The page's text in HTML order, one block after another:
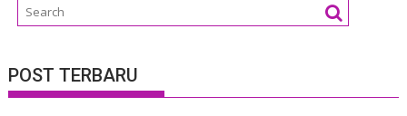
POST TERBARU